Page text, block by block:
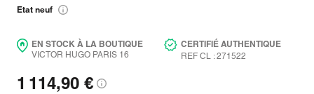
Etat neuf
EN STOCK À LA BOUTIQUE
VICTOR HUGO PARIS 16
CERTIFIÉ AUTHENTIQUE
REF CL : 271522
1 114,90 €